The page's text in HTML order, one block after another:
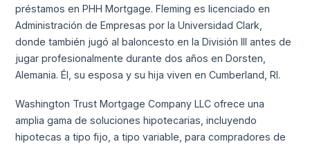
préstamos en PHH Mortgage. Fleming es licenciado en
Administración de Empresas por la Universidad Clark,
donde también jugó al baloncesto en la División III antes de
jugar profesionalmente durante dos años en Dorsten,
Alemania. Él, su esposa y su hija viven en Cumberland, RI.
Washington Trust Mortgage Company LLC ofrece una
amplia gama de soluciones hipotecarias, incluyendo
hipotecas a tipo fijo, a tipo variable, para compradores de